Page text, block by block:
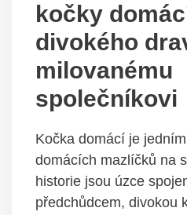
kočky
divokého
milovanému
společníkovi
Kočka domácí je
domácích mazlíčků na
historie jsou úzce
předchůdcem, divokou